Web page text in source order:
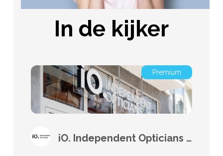
In de kijker
Premium
iO. Independent Opticians De Panne